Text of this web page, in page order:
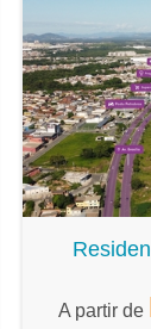
A partir de